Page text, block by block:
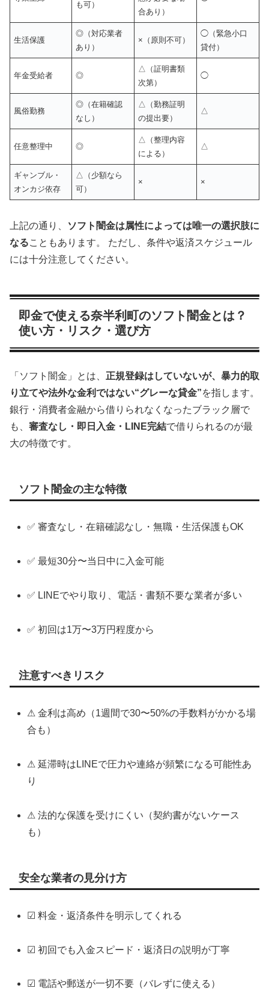
も可）
合あり）
生活保護
◎（対応業者
あり）
×（原則不可）
◯（緊急小口
貸付）
年金受給者 ◎
△（証明書類
次第）
◯
風俗勤務
◎（在籍確認
なし）
△（勤務証明
の提出要）
△
任意整理中 ◎
△（整理内容
による）
△
ギャンブル・
オンカジ依存
△（少額なら
可）
× ×
上記の通り、
ソフト闇金は属性によっては唯一の選択肢に
なることもあります。 ただし、条件や返済スケジュール
には十分注意してください。
即金で使える奈半利町のソフト闇金とは？
使い方・リスク・選び方
「ソフト闇金」とは、 正規登録はしていないが、暴力的取
り立てや法外な金利ではない“グレーな貸金”を指します。
銀行・消費者金融から借りられなくなったブラック層で
も、 審査なし・即日入金・LINE完結で借りられるのが最
大の特徴です。
ソフト闇金の主な特徴
✅ 審査なし・在籍確認なし・無職・生活保護もOK
✅ 最短30分〜当日中に入金可能
✅ LINEでやり取り、電話・書類不要な業者が多い
✅ 初回は1万〜3万円程度から
注意すべきリスク
⚠ 金利は高め（1週間で30〜50%の手数料がかかる場
合も）
⚠ 延滞時はLINEで圧力や連絡が頻繁になる可能性あ
り
⚠ 法的な保護を受けにくい（契約書がないケース
も）
安全な業者の見分け方
☑ 料金・返済条件を明示してくれる
☑ 初回でも入金スピード・返済日の説明が丁寧
☑ 電話や郵送が一切不要（バレずに使える）